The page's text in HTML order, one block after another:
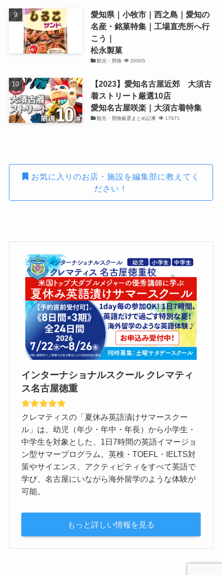
愛知県｜小牧市｜西之島｜愛知の
名産・銘菓特集｜工場直売所へ行
こう｜
松永製菓
観光・買物 20005
【2023】愛知名古屋近郊 大須古
着ストリート厳選10店
愛知名古屋咲楽｜大須古着特集
観光・買物厳選まとめ記事 17971
お気に入りのお店・施設を編集部に教えてく
ださい！
インターナショナルスクール クレマティ
ス名古屋徳重
クレマティスの「夏休み英語漬けサマースクー
ル」は、幼児（年少・年中・年長）から小学生・
中学生を対象とした、1日7時間の英語イマージョ
ン型サマープログラム。英検・TOEFL・IELTS対
策やサイエンス、アクティビティをすべて英語で
学び、名古屋にいながら海外留学のような体験が
可能。
もっと詳しい情報を見る